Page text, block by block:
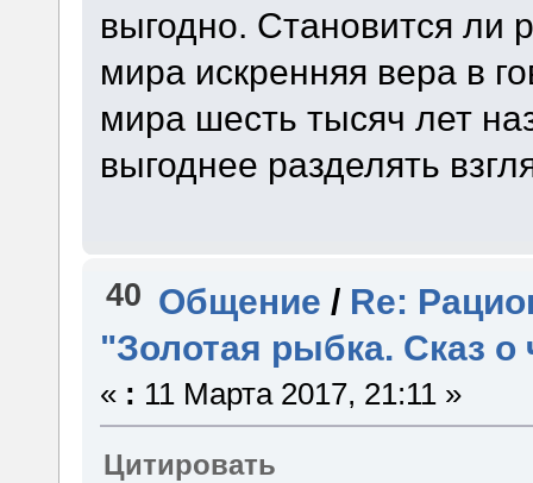
выгодно. Становится ли
мира искренняя вера в
мира шесть тысяч лет
выгоднее разделять
40 Общение / Re:
"Золотая рыбка. Сказ
« : 11 Марта 2017, 21:11 »
Цитировать